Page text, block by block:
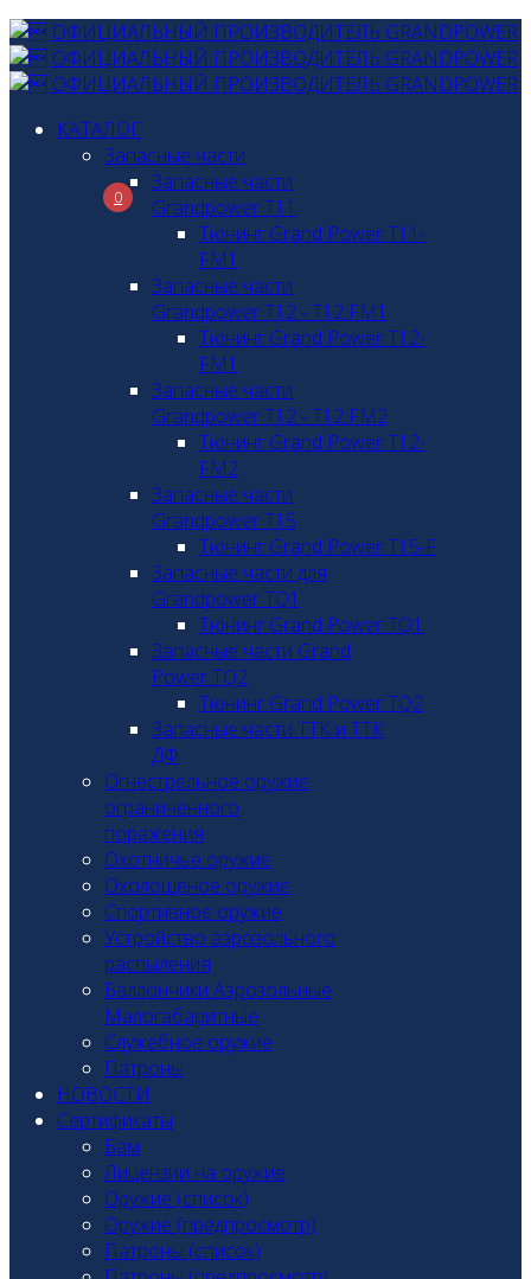
0
КАТАЛОГ
Запасные части
Запасные части
Grandpower T11
Тюнинг Grand Power T11-
FM1
Запасные части
Grandpower T12 - T12 FM1
Тюнинг Grand Power T12-
FM1
Запасные части
Grandpower T12 - T12 FM2
Тюнинг Grand Power T12-
FM2
Запасные части
Grandpower T15
Тюнинг Grand Power T15-F
Запасные части для
Grandpower TQ1
Тюнинг Grand Power TQ1
Запасные части Grand
Power TQ2
Тюнинг Grand Power TQ2
Запасные части ТТК и ТТК
ДФ
Огнестрельное оружие
ограниченного
поражения
Охотничье оружие
Охолощеное оружие
Спортивное оружие
Устройство аэрозольного
распыления
Баллончики Аэрозольные
Малогабаритные
Служебное оружие
Патроны
НОВОСТИ
Сертификаты
Бам
Лицензии на оружие
Оружие (список)
Оружие (предпросмотр)
Патроны (список)